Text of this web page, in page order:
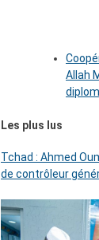
Allah
Les plus lus
Tchad : Ahmed
de contrôleur